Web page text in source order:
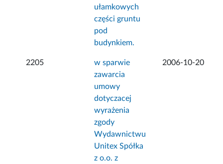
ułamkowych
części gruntu
pod
budynkiem.
2205
w sparwie
zawarcia
umowy
dotyczacej
wyrażenia
zgody
Wydawnictwu
Unitex Spółka
z o.o. z
2006-10-20